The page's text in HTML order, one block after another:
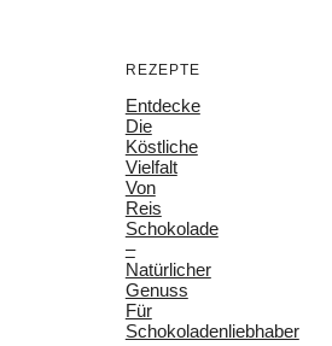
REZEPTE
Entdecke
Die
Köstliche
Vielfalt
Von
Reis
Schokolade
–
Natürlicher
Genuss
Für
Schokoladenliebhaber